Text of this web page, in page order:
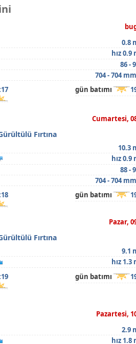
0.8
hız 0.9
86 -
704 - 704
gün batımı
Cumartesi,
Fırtına
10.3
hız 0.9
88 -
704 - 704
gün batımı
Pazar,
Fırtına
9.1
hız 1.3
gün batımı
Pazartesi,
2.9
hız 1.8